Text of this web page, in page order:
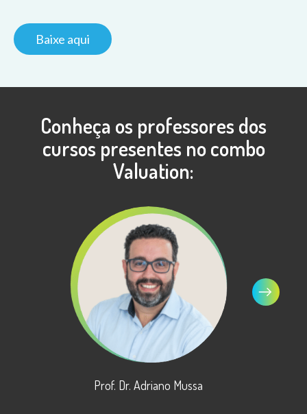
Conheça os professores dos
cursos presentes no combo
Valuation:
Prof. Dr. Adriano Mussa